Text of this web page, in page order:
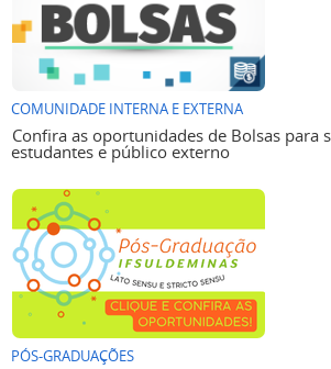
COMUNIDADE INTERNA E EXTERNA
Confira as oportunidades de Bolsas para
estudantes e público externo
PÓS-GRADUAÇÕES